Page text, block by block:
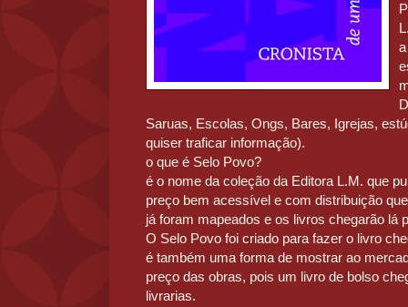
Saruas, Escolas, Ongs, Bares, Igrejas,
quiser traficar informação).
o que é Selo Povo?
é o nome da coleção da Editora L.M. que
preço bem acessível e com distribuição
já foram mapeados e os livros chegarão lá
O Selo Povo foi criado para fazer o livro
é também uma forma de mostrar ao
preço das obras, pois um livro de bolso
livrarias.